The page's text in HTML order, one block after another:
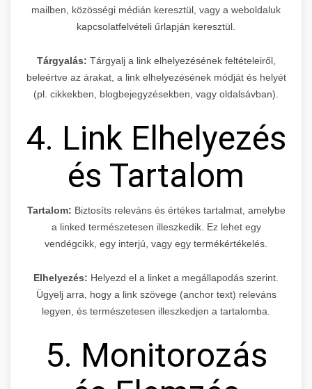
mailben, közösségi médián keresztül, vagy a weboldaluk
kapcsolatfelvételi űrlapján keresztül.
Tárgyalás: Tárgyalj a link elhelyezésének feltételeiről,
beleértve az árakat, a link elhelyezésének módját és helyét
(pl. cikkekben, blogbejegyzésekben, vagy oldalsávban).
4. Link Elhelyezés
és Tartalom
Tartalom: Biztosíts releváns és értékes tartalmat, amelybe
a linked természetesen illeszkedik. Ez lehet egy
vendégcikk, egy interjú, vagy egy termékértékelés.
Elhelyezés: Helyezd el a linket a megállapodás szerint.
Ügyelj arra, hogy a link szövege (anchor text) releváns
legyen, és természetesen illeszkedjen a tartalomba.
5. Monitorozás